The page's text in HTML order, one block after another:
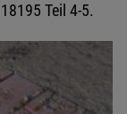
Teil 4-5.